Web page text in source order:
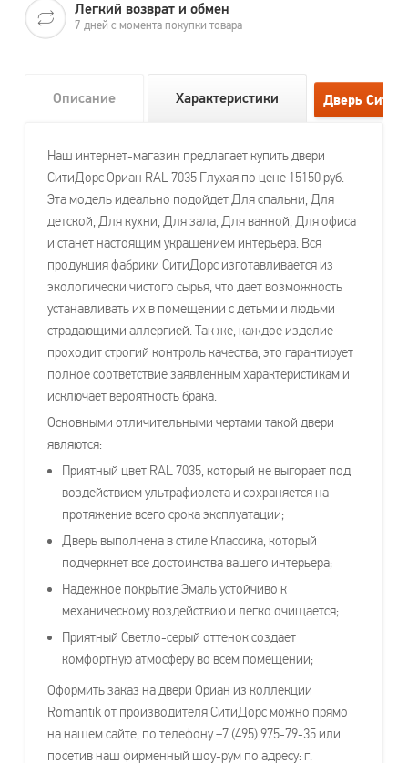
Легкий возврат и обмен
7 дней с момента покупки товара
Описание Характеристики
Наш интернет-магазин предлагает купить двери
СитиДорс Ориан RAL 7035 Глухая по цене 15150 руб.
Эта модель идеально подойдет Для спальни, Для
детской, Для кухни, Для зала, Для ванной, Для офиса
и станет настоящим украшением интерьера. Вся
продукция фабрики СитиДорс изготавливается из
экологически чистого сырья, что дает возможность
устанавливать их в помещении с детьми и людьми
страдающими аллергией. Так же, каждое изделие
проходит строгий контроль качества, это гарантирует
полное соответствие заявленным характеристикам и
исключает вероятность брака.
Основными отличительными чертами такой двери
являются:
Приятный цвет RAL 7035, который не выгорает под
воздействием ультрафиолета и сохраняется на
протяжение всего срока эксплуатации;
Дверь выполнена в стиле Классика, который
подчеркнет все достоинства вашего интерьера;
Надежное покрытие Эмаль устойчиво к
механическому воздействию и легко очищается;
Приятный Светло-серый оттенок создает
комфортную атмосферу во всем помещении;
Оформить заказ на двери Ориан из коллекции
Romantik от производителя СитиДорс можно прямо
на нашем сайте, по телефону +7 (495) 975-79-35 или
посетив наш фирменный шоу-рум по адресу: г.